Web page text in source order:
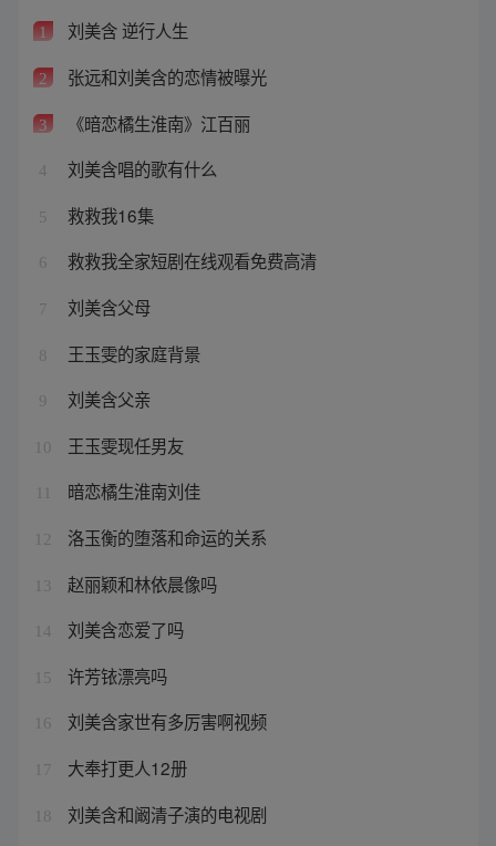
1 刘美含 逆行人生
2 张远和刘美含的恋情被曝光
3 《暗恋橘生淮南》江百丽
4 刘美含唱的歌有什么
5 救救我16集
6 救救我全家短剧在线观看免费高清
7 刘美含父母
8 王玉雯的家庭背景
9 刘美含父亲
10 王玉雯现任男友
暗恋橘生淮南刘佳
12 洛玉衡的堕落和命运的关系
13 赵丽颖和林依晨像吗
14 刘美含恋爱了吗
15 许芳铱漂亮吗
16 刘美含家世有多厉害啊视频
17 大奉打更人12册
18 刘美含和阚清子演的电视剧